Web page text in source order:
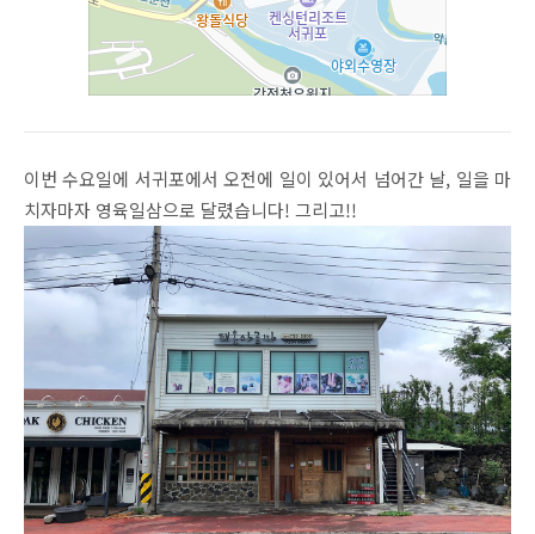
이번 수요일에 서귀포에서 오전에 일이 있어서 넘어간 날, 일을 마
치자마자 영육일삼으로 달렸습니다! 그리고!!